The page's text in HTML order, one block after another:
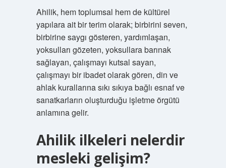
Ahilik, hem toplumsal hem de kültürel
yapılara ait bir terim olarak; birbirini seven,
birbirine saygı gösteren, yardımlaşan,
yoksulları gözeten, yoksullara barınak
sağlayan, çalışmayı kutsal sayan,
çalışmayı bir ibadet olarak gören, din ve
ahlak kurallarına sıkı sıkıya bağlı esnaf ve
sanatkarların oluşturduğu işletme örgütü
anlamına gelir.
Ahilik ilkeleri nelerdir
mesleki gelişim?